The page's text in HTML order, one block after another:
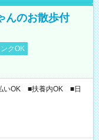
んのお散歩付
クOK
いOK ■扶養内OK ■日